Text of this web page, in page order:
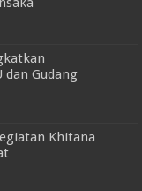
dan Gudang
Khitana